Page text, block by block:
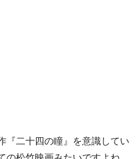
『二十四の瞳』を意識してい